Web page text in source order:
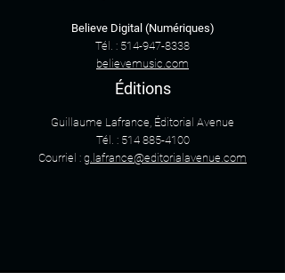
Believe Digital (Numériques)
Tél. : 514-947-8338
believemusic.com
Éditions
Guillaume Lafrance, Éditorial Avenue
Tél. : 514 885-4100
Courriel : g.lafrance@editorialavenue.com